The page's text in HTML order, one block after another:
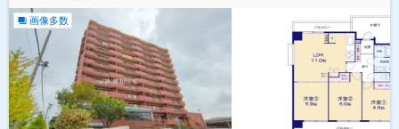
画像多数